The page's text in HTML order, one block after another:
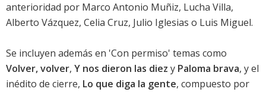
anterioridad por Marco Antonio Muñiz, Lucha Villa,
Alberto Vázquez, Celia Cruz, Julio Iglesias o Luis Miguel.
Se incluyen además en 'Con permiso' temas como
Volver, volver, Y nos dieron las diez y Paloma brava, y el
inédito de cierre, Lo que diga la gente, compuesto por